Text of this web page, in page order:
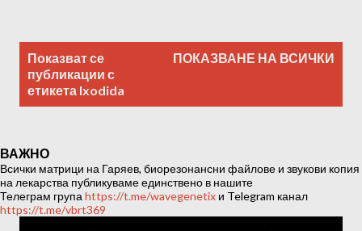
Laboratory (Individual programs Garyaev matrix)
к
а
ц
и
Показват се
публикации с
етикета Ixodida
ПОКАЗВАНЕ НА ВСИЧКИ
ВАЖНО
Всички матрици на Гаряев, биорезонансни файлове и звукови копия
на лекарства публикуваме единствено в нашите
Телеграм група https://t.me/wavegenetix и Telegram канал
https://t.me/vbrt369